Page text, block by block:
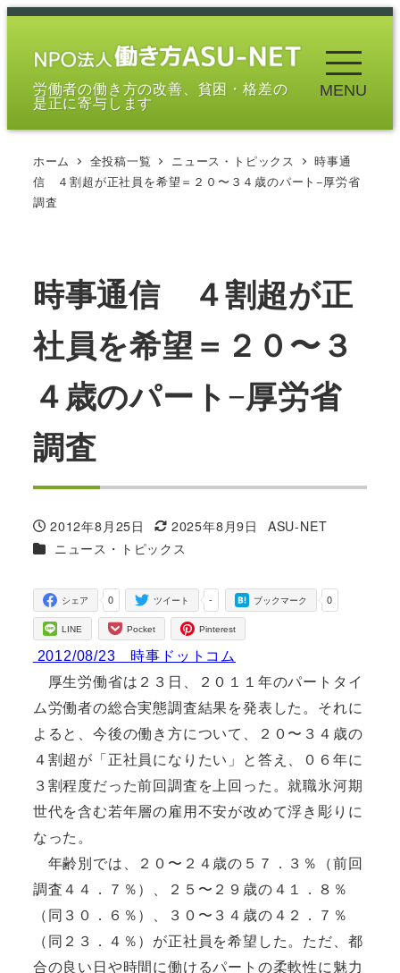
メ
労働者の働き方の改善、貧困・格差の
是正に寄与します
MENU
ホーム 全投稿一覧 ニュース・トピックス
時事通
信 ４割超が正社員を希望＝２０〜３４歳のパート−厚労省
調査
時事通信 ４割超が正
社員を希望＝２０〜３
４歳のパート−厚労省
調査
投稿日
2012年8月25日
更新日
2025年8月9日
著
ASU-NET
カテゴリー
ニュース・トピックス
0
シェア -
ツイート 0
ブックマーク
LINE Pocket Pinterest
2012/08/23 時事ドットコム
厚生労働省は２３日、２０１１年のパートタイ
ム労働者の総合実態調査結果を発表した。それに
よると、今後の働き方について、２０〜３４歳の
４割超が「正社員になりたい」と答え、０６年に
３割程度だった前回調査を上回った。就職氷河期
世代を含む若年層の雇用不安が改めて浮き彫りに
なった。
年齢別では、２０〜２４歳の５７．３％（前回
調査４４．７％）、２５〜２９歳の４１．８％
（同３０．６％）、３０〜３４歳の４２．７％
（同２３．４％）が正社員を希望した。ただ、都
合の良い日や時間に働けるパートの柔軟性に魅力